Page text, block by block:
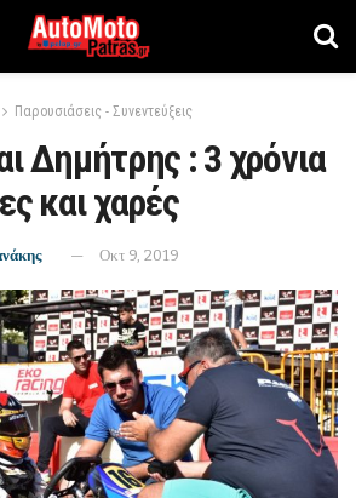
Παρουσιάσεις - Συνεντεύξεις
Δημήτρης : 3 χρόνια
και χαρές
Οκτ 9, 2019